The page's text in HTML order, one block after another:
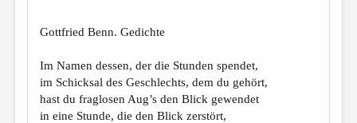
ЛИТЕРАТУРОВЕДЕНИЕ
КУЛЬТУРОВЕДЕНИЕ
Gottfried Benn. Gedichte
Im Namen dessen, der die Stunden spendet,
im Schicksal des Geschlechts, dem du gehört,
hast du fraglosen Aug’s den Blick gewendet
in eine Stunde, die den Blick zerstört,